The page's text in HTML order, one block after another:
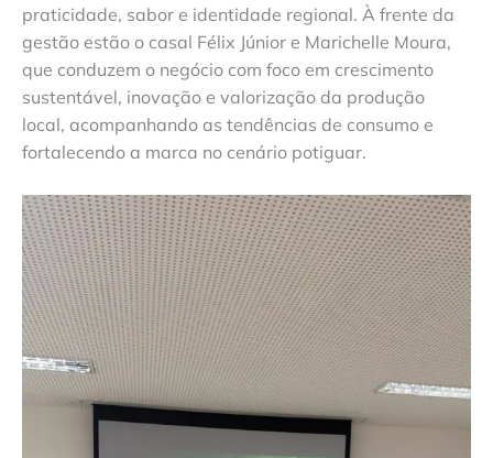
praticidade, sabor e identidade regional. À frente da
gestão estão o casal Félix Júnior e Marichelle Moura,
que conduzem o negócio com foco em crescimento
sustentável, inovação e valorização da produção
local, acompanhando as tendências de consumo e
fortalecendo a marca no cenário potiguar.